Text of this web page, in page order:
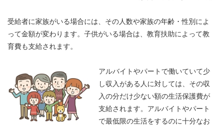
受給者に家族がいる場合には、その人数や家族の年齢・性別によ
って金額が変わります。子供がいる場合は、教育扶助によって教
育費も支給されます。
アルバイトやパートで働いていて少
し収入がある人に対しては、その収
入の分だけ少ない額の生活保護費が
支給されます。アルバイトやパート
で最低限の生活をするのに十分なお